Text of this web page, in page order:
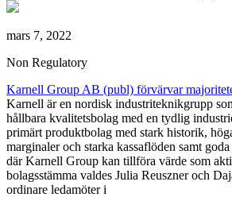
mars 7, 2022
Non Regulatory
Karnell Group AB (publ) förvärvar
Karnell är en nordisk industriteknikgrupp
hållbara kvalitetsbolag med en tydlig
primärt produktbolag med stark historik,
marginaler och starka kassaflöden samt
där Karnell Group kan tillföra värde som
bolagsstämma valdes Julia Reuszner och
ordinare ledamöter i